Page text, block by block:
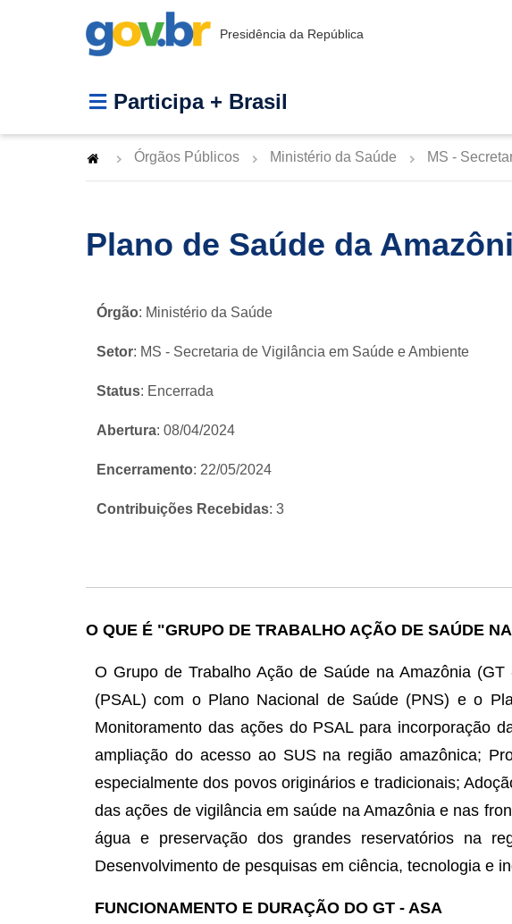
Presidência da República
Participa + Brasil
Órgãos Públicos Ministério da Saúde MS -
Plano de Saúde da
Órgão: Ministério da Saúde
Setor: MS - Secretaria de Vigilância em Saúde e Ambiente
Status: Encerrada
Abertura: 08/04/2024
Encerramento: 22/05/2024
Contribuições Recebidas: 3
O QUE É "GRUPO DE TRABALHO AÇÃO DE SAÚDE
O Grupo de Trabalho Ação de Saúde na Amazônia
(PSAL) com o Plano Nacional de Saúde (PNS) e o
Monitoramento das ações do PSAL para incorporação
ampliação do acesso ao SUS na região amazônica;
especialmente dos povos originários e tradicionais;
das ações de vigilância em saúde na Amazônia e nas
água e preservação dos grandes reservatórios na
Desenvolvimento de pesquisas em ciência, tecnologia e
FUNCIONAMENTO E DURAÇÃO DO GT - ASA